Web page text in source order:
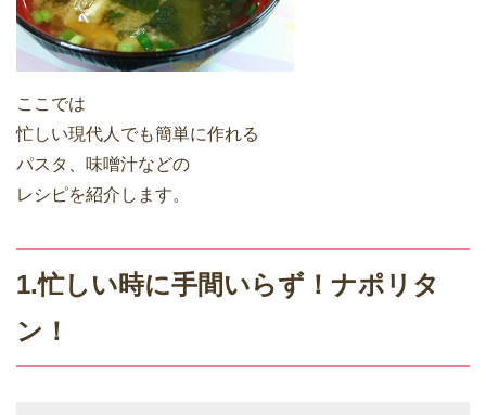
ここでは
忙しい現代人でも簡単に作れる
パスタ、味噌汁などの
レシピを紹介します。
1.忙しい時に手間いらず！ナポリタ
ン！